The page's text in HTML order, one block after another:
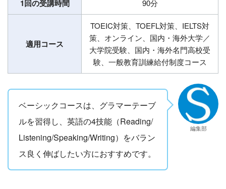
1回の受講時間 90分
適用コース
TOEIC対策、TOEFL対策、IELTS対
策、オンライン、国内・海外大学／
大学院受験、国内・海外名門高校受
験、⼀般教育訓練給付制度コース
ベーシックコースは、グラマーテーブ
ルを習得し、英語の4技能（Reading/
Listening/Speaking/Writing）をバラン
ス良く伸ばしたい方におすすめです。
編集部